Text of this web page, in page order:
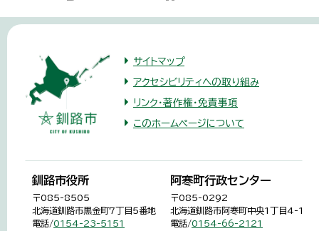
サイトマップ
アクセシビリティへの取り組み
リンク・著作権・免責事項
このホームページについて
釧路市役所
〒085-8505
北海道釧路市黒金町7丁目5番地
電話/0154-23-5151
阿寒町行政センター
〒085-0292
北海道釧路市阿寒町中央1丁目4-1
電話/0154-66-2121